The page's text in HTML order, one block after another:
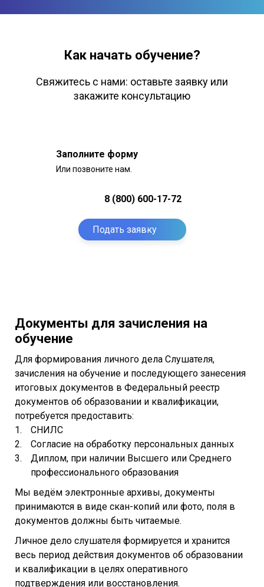
Как начать обучение?
Свяжитесь с нами: оставьте заявку или
закажите консультацию
Заполните форму
Или позвоните нам.
8 (800) 600-17-72
Подать заявку
Документы для зачисления на
обучение
Для формирования личного дела Слушателя,
зачисления на обучение и последующего занесения
итоговых документов в Федеральный реестр
документов об образовании и квалификации,
потребуется предоставить:
СНИЛС
Согласие на обработку персональных данных
Диплом, при наличии Высшего или Среднего
профессионального образования
Мы ведём электронные архивы, документы
принимаются в виде скан-копий или фото, поля в
документов должны быть читаемые.
Личное дело слушателя формируется и хранится
весь период действия документов об образовании
и квалификации в целях оперативного
подтверждения или восстановления.